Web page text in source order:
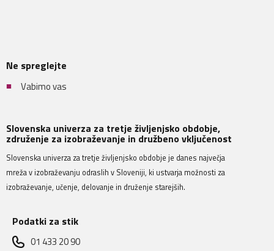
Ne spreglejte
Vabimo vas
Slovenska univerza za tretje življenjsko obdobje,
združenje za izobraževanje in družbeno vključenost
Slovenska univerza za tretje življenjsko obdobje je danes največja
mreža v izobraževanju odraslih v Sloveniji, ki ustvarja možnosti za
izobraževanje, učenje, delovanje in druženje starejših.
Podatki za stik
01 433 20 90